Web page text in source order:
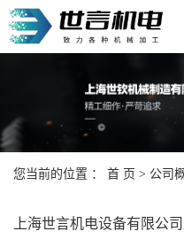
您当前的位置 ： 首 页 > 公司
上海世言机电设备有限公